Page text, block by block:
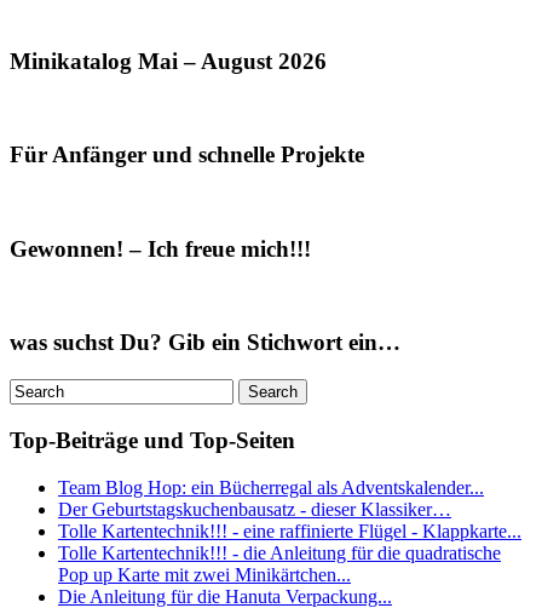
Minikatalog Mai – August 2026
Für Anfänger und schnelle Projekte
Gewonnen! – Ich freue mich!!!
was suchst Du? Gib ein Stichwort ein…
Top-Beiträge und Top-Seiten
Team Blog Hop: ein Bücherregal als Adventskalender...
Der Geburtstagskuchenbausatz - dieser Klassiker…
Tolle Kartentechnik!!! - eine raffinierte Flügel - Klappkarte...
Tolle Kartentechnik!!! - die Anleitung für die quadratische
Pop up Karte mit zwei Minikärtchen...
Die Anleitung für die Hanuta Verpackung...